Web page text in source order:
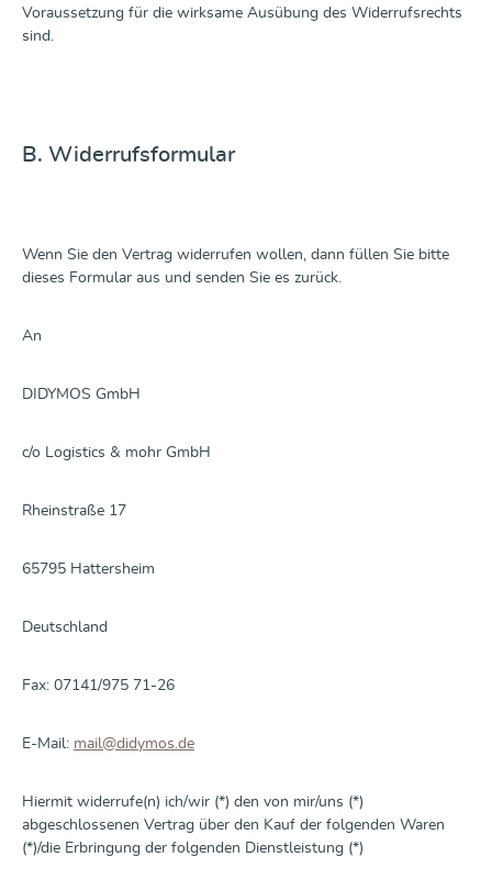
Voraussetzung für die wirksame Ausübung des Widerrufsrechts
sind.
B. Widerrufsformular
Wenn Sie den Vertrag widerrufen wollen, dann füllen Sie bitte
dieses Formular aus und senden Sie es zurück.
An
DIDYMOS GmbH
c/o Logistics & mohr GmbH
Rheinstraße 17
65795 Hattersheim
Deutschland
Fax: 07141/975 71-26
E-Mail: mail@didymos.de
Hiermit widerrufe(n) ich/wir (*) den von mir/uns (*)
abgeschlossenen Vertrag über den Kauf der folgenden Waren
(*)/die Erbringung der folgenden Dienstleistung (*)